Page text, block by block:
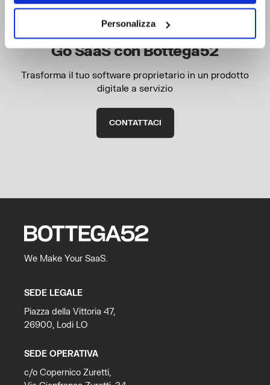
Personalizza
Go SaaS con Bottega52
Trasforma il tuo software proprietario in un prodotto
digitale a servizio
CONTATTACI
We Make Your SaaS.
SEDE LEGALE
Piazza della Vittoria 47,
26900, Lodi LO
SEDE OPERATIVA
c/o Copernico Zuretti,